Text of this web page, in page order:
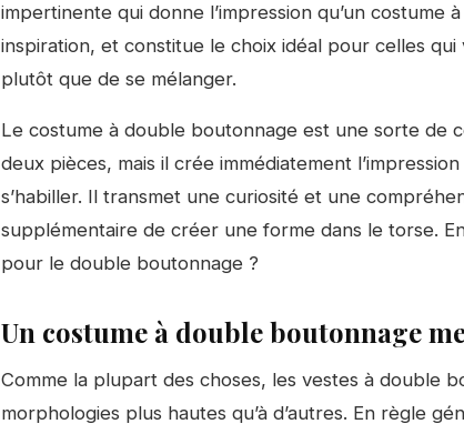
impertinente qui donne l’impression qu’un costume
inspiration, et constitue le choix idéal pour celles
plutôt que de se mélanger.
Le costume à double boutonnage est une sorte de
deux pièces, mais il crée immédiatement
s’habiller. Il transmet une curiosité et une
supplémentaire de créer une forme dans le torse.
pour le double boutonnage ?
Un costume à double boutonnage
Comme la plupart des choses, les vestes à double
morphologies plus hautes qu’à d’autres. En règle